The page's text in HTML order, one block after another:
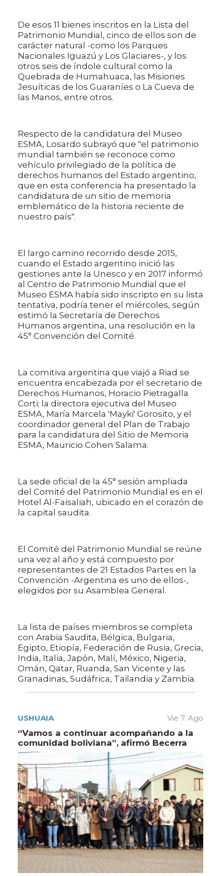
De esos 11 bienes inscritos en la Lista del
Patrimonio Mundial, cinco de ellos son de
carácter natural -como los Parques
Nacionales Iguazú y Los Glaciares-, y los
otros seis de índole cultural como la
Quebrada de Humahuaca, las Misiones
Jesuíticas de los Guaraníes o La Cueva de
las Manos, entre otros.
Respecto de la candidatura del Museo
ESMA, Losardo subrayó que "el patrimonio
mundial también se reconoce como
vehículo privilegiado de la política de
derechos humanos del Estado argentino,
que en esta conferencia ha presentado la
candidatura de un sitio de memoria
emblemático de la historia reciente de
nuestro país".
El largo camino recorrido desde 2015,
cuando el Estado argentino inició las
gestiones ante la Unesco y en 2017 informó
al Centro de Patrimonio Mundial que el
Museo ESMA había sido inscripto en su lista
tentativa, podría tener el miércoles, según
estimó la Secretaría de Derechos
Humanos argentina, una resolución en la
45° Convención del Comité.
La comitiva argentina que viajó a Riad se
encuentra encabezada por el secretario de
Derechos Humanos, Horacio Pietragalla
Corti; la directora ejecutiva del Museo
ESMA, María Marcela 'Mayki' Gorosito, y el
coordinador general del Plan de Trabajo
para la candidatura del Sitio de Memoria
ESMA, Mauricio Cohen Salama.
La sede oficial de la 45° sesión ampliada
del Comité del Patrimonio Mundial es en el
Hotel Al-Faisaliah, ubicado en el corazón de
la capital saudita.
El Comité del Patrimonio Mundial se reúne
una vez al año y está compuesto por
representantes de 21 Estados Partes en la
Convención -Argentina es uno de ellos-,
elegidos por su Asamblea General.
La lista de países miembros se completa
con Arabia Saudita, Bélgica, Bulgaria,
Egipto, Etiopía, Federación de Rusia, Grecia,
India, Italia, Japón, Malí, México, Nigeria,
Omán, Qatar, Ruanda, San Vicente y las
Granadinas, Sudáfrica, Tailandia y Zambia.
USHUAIA Vie 7. Ago
“Vamos a continuar acompañando a la
comunidad boliviana”, afirmó Becerra